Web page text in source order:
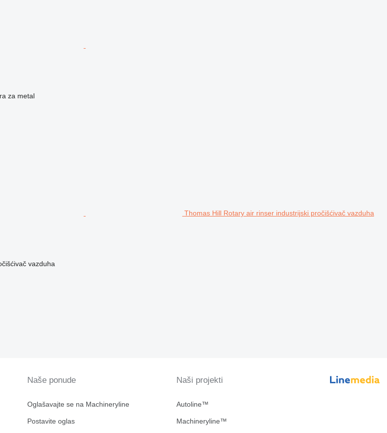
za metal
Thomas Hill Rotary air rinser industrijski pročišćivač vazduha
vazduha
Naše ponude
Oglašavajte se na Machineryline
Postavite oglas
Naši projekti
Autoline™
Machineryline™